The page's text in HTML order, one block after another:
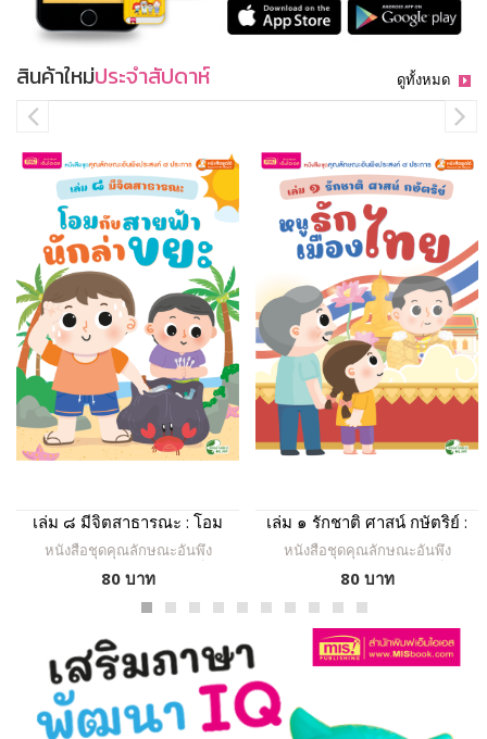
สินค้าใหม่ประจำสัปดาห์ ดูทั้งหมด
เล่ม ๘ มีจิตสาธารณะ : โอม
กับสายฟ้า นักล่าขยะ
หนังสือชุดคุณลักษณะอันพึง
ประสงค์ ๘ ประการ พัฒนาเด็กๆ
ให้มีคุณลักษณะอันพึงประสงค์
เพื่อให้สามารถอยู่ร่วมกับผู้อื่นใน
ฐานะพลเมืองและพลโลก ตาม
หลักสูตรแกนกลางการศึกษาขั้น
พื้นฐาน พุทธศักราช ๒๕๕๑
80 บาท
เล่ม ๑ รักชาติ ศาสน์ กษัตริย์ :
หนูรักเมืองไทย
หนังสือชุดคุณลักษณะอันพึง
ประสงค์ ๘ ประการ พัฒนาเด็กๆ
ให้มีคุณลักษณะอันพึงประสงค์
เพื่อให้สามารถอยู่ร่วมกับผู้อื่นใน
สังคมได้อย่างมีความสุข ทั้งใน
ฐานะพลเมืองและพลโลก ตาม
หลักสูตรแกนกลางการศึกษาขั้น
80 บาท